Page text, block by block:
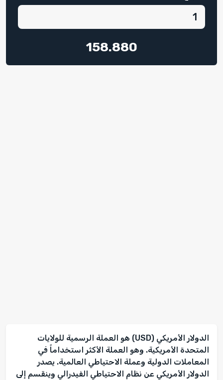
158.880
الدولار الأمريكي (USD) هو العملة الرسمية للولايات
المتحدة الأمريكية. وهو العملة الأكثر استخداماً في
المعاملات الدولية وعملة الاحتياطي العالمية. يصدر
الدولار الأمريكي عن نظام الاحتياطي الفيدرالي وينقسم إلى